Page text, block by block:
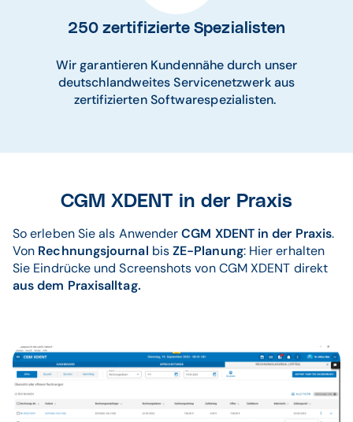
250 zertifizierte Spezialisten
Wir garantieren Kundennähe durch unser
deutschlandweites Servicenetzwerk aus
zertifizierten Softwarespezialisten.
CGM XDENT in der Praxis
So erleben Sie als AnwenderCGM XDENT in der Praxis.
Von Rechnungsjournal bisZE-Planung: Hier erhalten
Sie Eindrücke und Screenshots von CGM XDENT direkt
aus dem Praxisalltag.